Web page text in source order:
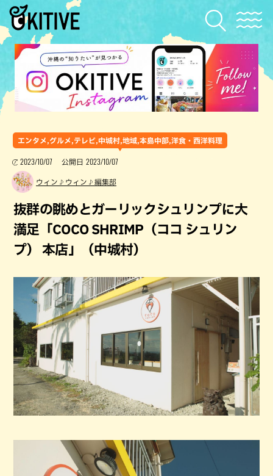
エンタメ,グルメ,テレビ,中城村,地域,本島中部,洋食・西洋料理
2023/10/07 公開日 2023/10/07
ウィン♪ウィン♪編集部
抜群の眺めとガーリックシュリンプに大
満足「COCO SHRIMP（ココ シュリン
プ） 本店」（中城村）